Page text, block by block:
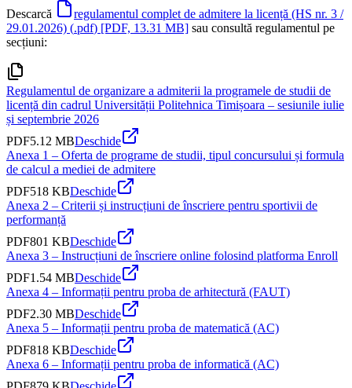
Descarcă
regulamentul complet de admitere la licență (HS nr. 3 /
29.01.2026) (.pdf) [PDF, 13.31 MB] sau consultă regulamentul pe
secțiuni:
Regulamentul de organizare a admiterii la programele de studii de
licență din cadrul Universității Politehnica Timișoara – sesiunile iulie
și septembrie 2026
PDF5.12 MBDeschide
Anexa 1 – Oferta de programe de studii, tipul concursului și formula
de calcul a mediei de admitere
PDF518 KBDeschide
Anexa 2 – Criterii și instrucțiuni de înscriere pentru sportivii de
performanță
PDF801 KBDeschide
Anexa 3 – Instrucțiuni de înscriere online folosind platforma Enroll
PDF1.54 MBDeschide
Anexa 4 – Informații pentru proba de arhitectură (FAUT)
PDF2.30 MBDeschide
Anexa 5 – Informații pentru proba de matematică (AC)
PDF818 KBDeschide
Anexa 6 – Informații pentru proba de informatică (AC)